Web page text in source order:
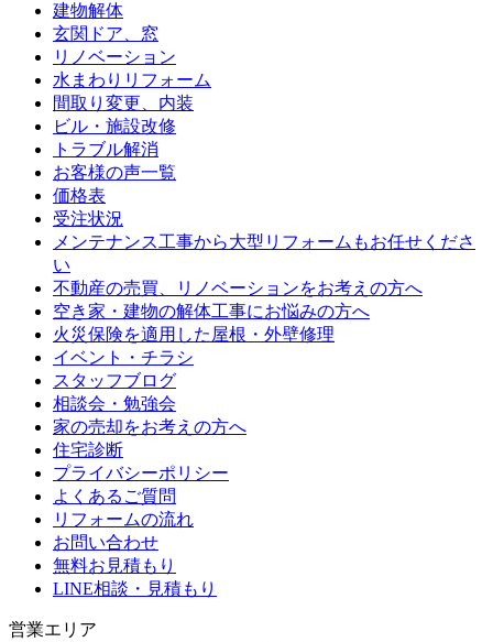
建物解体
玄関ドア、窓
リノベーション
水まわりリフォーム
間取り変更、内装
ビル・施設改修
トラブル解消
お客様の声一覧
価格表
受注状況
メンテナンス工事から大型リフォームもお任せくださ
い
不動産の売買、リノベーションをお考えの方へ
空き家・建物の解体工事にお悩みの方へ
火災保険を適用した屋根・外壁修理
イベント・チラシ
スタッフブログ
相談会・勉強会
家の売却をお考えの方へ
住宅診断
プライバシーポリシー
よくあるご質問
リフォームの流れ
お問い合わせ
無料お見積もり
LINE相談・見積もり
営業エリア